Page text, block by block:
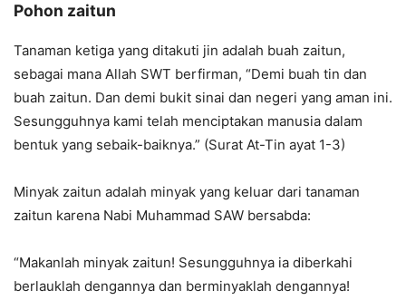
Pohon zaitun
Tanaman ketiga yang ditakuti jin adalah buah zaitun,
sebagai mana Allah SWT berfirman, “Demi buah tin dan
buah zaitun. Dan demi bukit sinai dan negeri yang aman ini.
Sesungguhnya kami telah menciptakan manusia dalam
bentuk yang sebaik-baiknya.” (Surat At-Tin ayat 1-3)
Minyak zaitun adalah minyak yang keluar dari tanaman
zaitun karena Nabi Muhammad SAW bersabda:
“Makanlah minyak zaitun! Sesungguhnya ia diberkahi
berlauklah dengannya dan berminyaklah dengannya!